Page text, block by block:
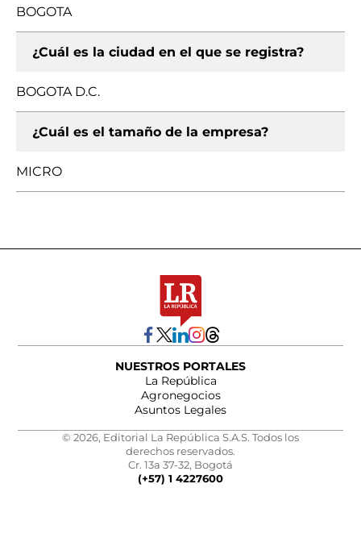
BOGOTA
¿Cuál es la ciudad en el que se registra?
BOGOTA D.C.
¿Cuál es el tamaño de la empresa?
MICRO
NUESTROS PORTALES
La República
Agronegocios
Asuntos Legales
© 2026, Editorial La República S.A.S. Todos los
derechos reservados.
Cr. 13a 37-32, Bogotá
(+57) 1 4227600